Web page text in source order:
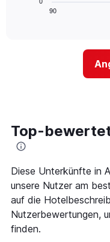
die
den
durchschnittlichen
Zimmerpreis
an
diesem
Wochenende
anzeigt,
der
in
das
Aufenthaltsdatum
Das
Diagramm
hat
1
X-
Achse,
90
Top-
Diese Unterkünfte in
unsere Nutzer am
auf die
Nutzerbewertungen,
finden.